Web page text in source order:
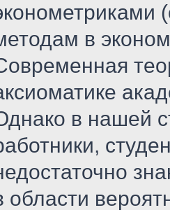
в
в нашей
области